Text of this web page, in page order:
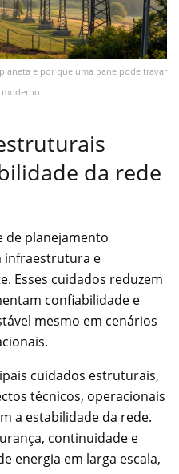
e por que uma pane pode travar
da rede
de planejamento
infraestrutura e
Esses cuidados reduzem
confiabilidade e
mesmo em cenários
cuidados estruturais,
técnicos, operacionais
a estabilidade da rede.
continuidade e
energia em larga escala,